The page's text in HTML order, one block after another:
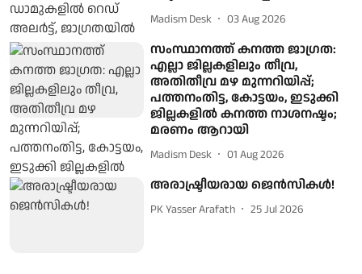
Madism Desk 03 Aug 2026
സംസ്ഥാനത്ത് കനത്ത ജാഗ്രത:
എല്ലാ ജില്ലകളിലും തീവ്ര,
അതിതീവ്ര മഴ മുന്നറിയിപ്പ്;
പത്തനംതിട്ട, കോട്ടയം, ഇടുക്കി
ജില്ലകളിൽ കനത്ത നാശനഷ്ടം;
മരണം ആറായി
Madism Desk 01 Aug 2026
അരാഷ്ട്രീയരായ ജെൻസികൾ!
PK Yasser Arafath 25 Jul 2026